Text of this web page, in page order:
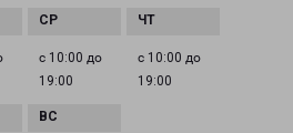
с 10:00 до
19:00
с 10:00 до
19:00